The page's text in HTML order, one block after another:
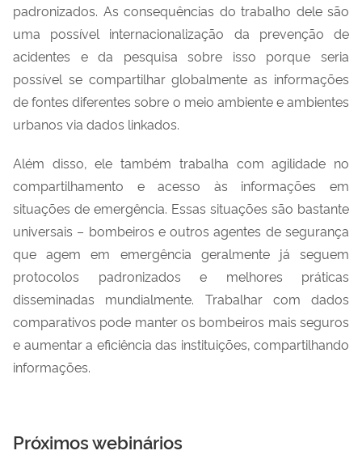
padronizados. As consequências do trabalho dele são
uma possível internacionalização da prevenção de
acidentes e da pesquisa sobre isso porque seria
possível se compartilhar globalmente as informações
de fontes diferentes sobre o meio ambiente e ambientes
urbanos via dados linkados.
Além disso, ele também trabalha com agilidade no
compartilhamento e acesso às informações em
situações de emergência. Essas situações são bastante
universais – bombeiros e outros agentes de segurança
que agem em emergência geralmente já seguem
protocolos padronizados e melhores práticas
disseminadas mundialmente. Trabalhar com dados
comparativos pode manter os bombeiros mais seguros
e aumentar a eficiência das instituições, compartilhando
informações.
Próximos webinários